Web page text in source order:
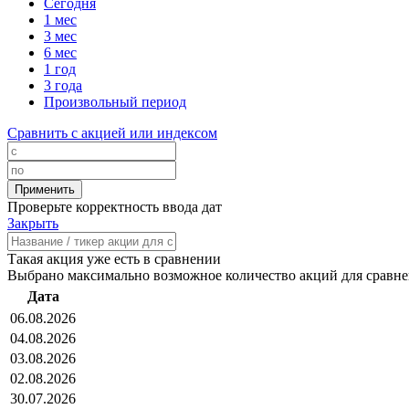
Сегодня
1 мес
3 мес
6 мес
1 год
3 года
Произвольный период
Сравнить с акцией или индексом
Проверьте корректность ввода дат
Закрыть
Такая акция уже есть в сравнении
Выбрано максимально возможное количество акций для
Дата
06.08.2026
04.08.2026
03.08.2026
02.08.2026
30.07.2026